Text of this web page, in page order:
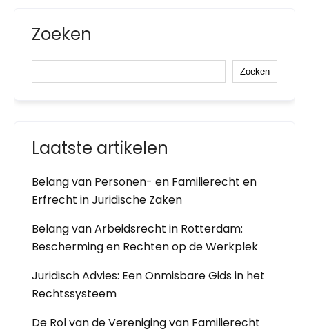
Zoeken
Zoeken
Laatste artikelen
Belang van Personen- en Familierecht en
Erfrecht in Juridische Zaken
Belang van Arbeidsrecht in Rotterdam:
Bescherming en Rechten op de Werkplek
Juridisch Advies: Een Onmisbare Gids in het
Rechtssysteem
De Rol van de Vereniging van Familierecht